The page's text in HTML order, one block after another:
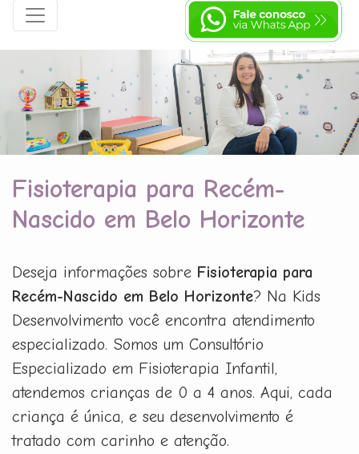
Fisioterapia para Recém-
Nascido em Belo Horizonte
Deseja informações sobre Fisioterapia para
Recém-Nascido em Belo Horizonte? Na Kids
Desenvolvimento você encontra atendimento
especializado. Somos um Consultório
Especializado em Fisioterapia Infantil,
atendemos crianças de 0 a 4 anos. Aqui, cada
criança é única, e seu desenvolvimento é
tratado com carinho e atenção.